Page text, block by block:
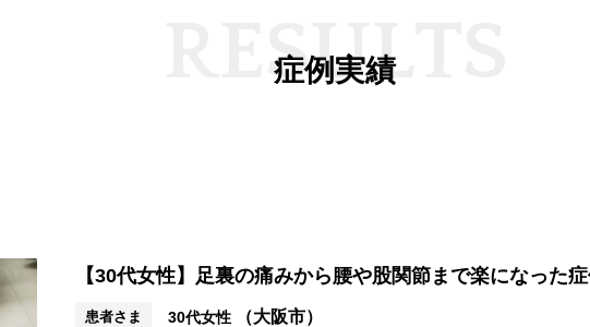
立ち仕事で足がだるい
症例実績
SUL
【30代女性】足裏の痛みから腰や股関節まで楽になった症
患者さま 30代女性（大阪市）